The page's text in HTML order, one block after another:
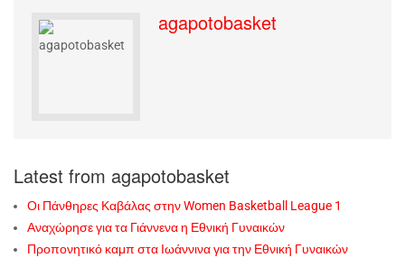
agapotobasket
Latest from agapotobasket
Οι Πάνθηρες Καβάλας στην Women Basketball League 1
Αναχώρησε για τα Γιάννενα η Εθνική Γυναικών
Προπονητικό καμπ στα Ιωάννινα για την Εθνική Γυναικών